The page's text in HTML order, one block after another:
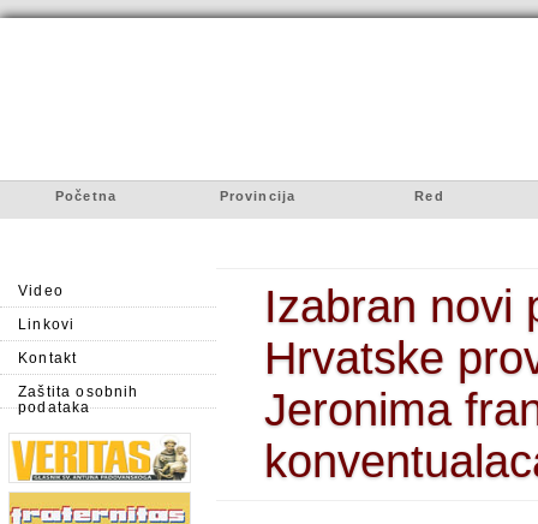
Početna Provincija Red
Video
Linkovi
Kontakt
Zaštita osobnih
podataka
Izabran novi
Hrvatske
Jeronima